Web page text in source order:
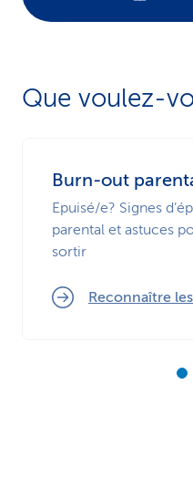
Que voulez-
Burn-out
Epuisé/e? Signes
parental et astuces
sortir
Reconnaître